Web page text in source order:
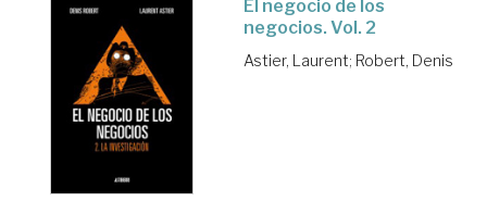
El negocio de los
negocios. Vol. 2
Astier, Laurent; Robert, Denis